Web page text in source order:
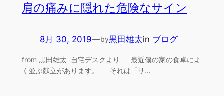
肩の痛みに隠れた危険なサイン
8月 30, 2019—by黒田雄太in ブログ
from 黒田雄太 自宅デスクより 最近僕の家の食卓によ
く並ぶ献立があります。 それは「サ…